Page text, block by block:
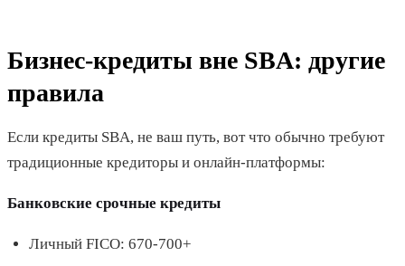
Бизнес-кредиты вне SBA: другие
правила
Если кредиты SBA, не ваш путь, вот что обычно требуют
традиционные кредиторы и онлайн-платформы:
Банковские срочные кредиты
Личный FICO: 670-700+